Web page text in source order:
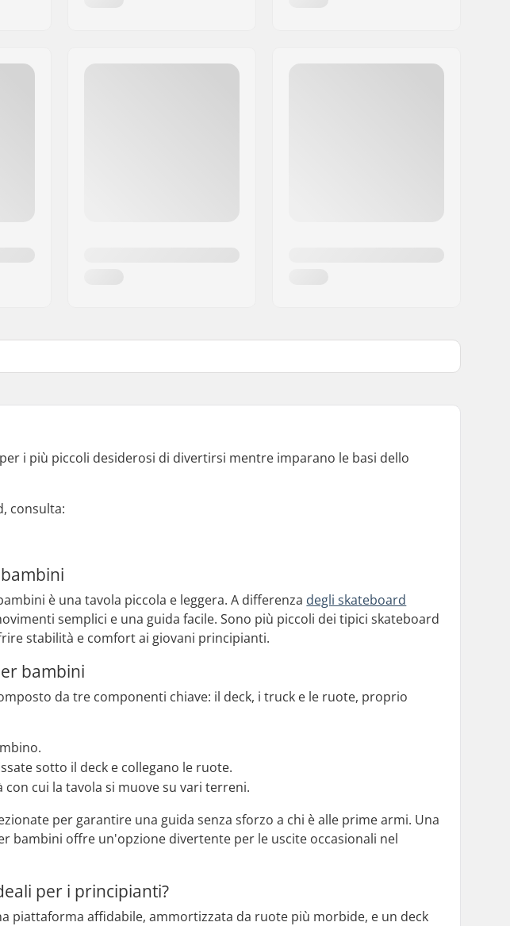
i più piccoli desiderosi di divertirsi mentre imparano le basi dello
consulta:
è una tavola piccola e leggera. A differenza degli skateboard
semplici e una guida facile. Sono più piccoli dei tipici skateboard
stabilità e comfort ai giovani principianti.
bambini
da tre componenti chiave: il deck, i truck e le ruote, proprio
sotto il deck e collegano le ruote.
cui la tavola si muove su vari terreni.
per garantire una guida senza sforzo a chi è alle prime armi. Una
bambini offre un'opzione divertente per le uscite occasionali nel
per i principianti?
piattaforma affidabile, ammortizzata da ruote più morbide, e un deck